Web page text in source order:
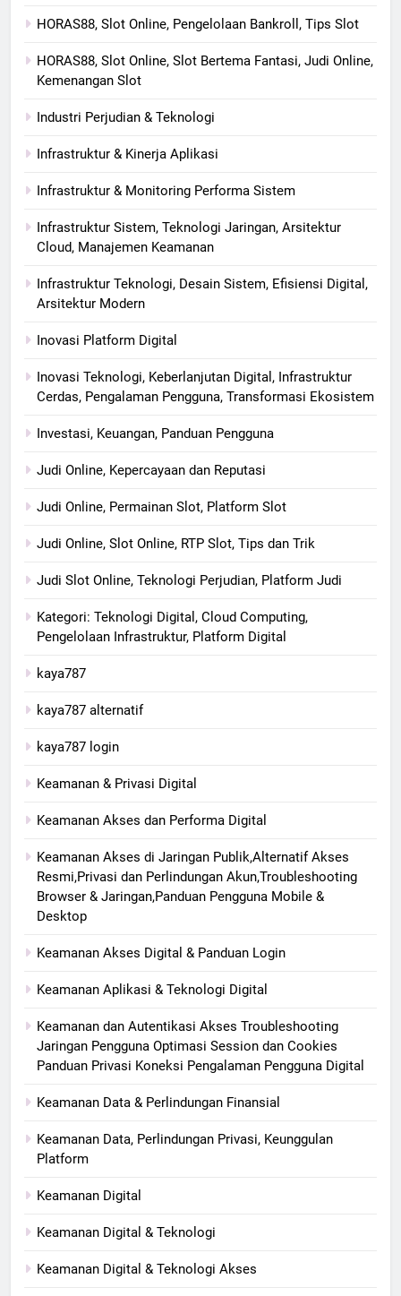
HORAS88, Slot Online, Pengelolaan Bankroll, Tips Slot
HORAS88, Slot Online, Slot Bertema Fantasi, Judi Online,
Kemenangan Slot
Industri Perjudian & Teknologi
Infrastruktur & Kinerja Aplikasi
Infrastruktur & Monitoring Performa Sistem
Infrastruktur Sistem, Teknologi Jaringan, Arsitektur
Cloud, Manajemen Keamanan
Infrastruktur Teknologi, Desain Sistem, Efisiensi Digital,
Arsitektur Modern
Inovasi Platform Digital
Inovasi Teknologi, Keberlanjutan Digital, Infrastruktur
Cerdas, Pengalaman Pengguna, Transformasi Ekosistem
Investasi, Keuangan, Panduan Pengguna
Judi Online, Kepercayaan dan Reputasi
Judi Online, Permainan Slot, Platform Slot
Judi Online, Slot Online, RTP Slot, Tips dan Trik
Judi Slot Online, Teknologi Perjudian, Platform Judi
Kategori: Teknologi Digital, Cloud Computing,
Pengelolaan Infrastruktur, Platform Digital
kaya787
kaya787 alternatif
kaya787 login
Keamanan & Privasi Digital
Keamanan Akses dan Performa Digital
Keamanan Akses di Jaringan Publik,Alternatif Akses
Resmi,Privasi dan Perlindungan Akun,Troubleshooting
Browser & Jaringan,Panduan Pengguna Mobile &
Desktop
Keamanan Akses Digital & Panduan Login
Keamanan Aplikasi & Teknologi Digital
Keamanan dan Autentikasi Akses Troubleshooting
Jaringan Pengguna Optimasi Session dan Cookies
Panduan Privasi Koneksi Pengalaman Pengguna Digital
Keamanan Data & Perlindungan Finansial
Keamanan Data, Perlindungan Privasi, Keunggulan
Platform
Keamanan Digital
Keamanan Digital & Teknologi
Keamanan Digital & Teknologi Akses